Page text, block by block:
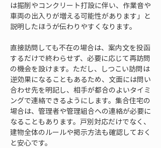
は掘削やコンクリート打設に伴い、作業音や
車両の出入りが増える可能性があります」と
説明したほうが伝わりやすくなります。
直接訪問しても不在の場合は、案内文を投函
するだけで終わらせず、必要に応じて再訪問
の機会を設けます。ただし、しつこい訪問は
逆効果になることもあるため、文面には問い
合わせ先を明記し、相手が都合のよいタイミ
ングで連絡できるようにします。集合住宅の
場合は、管理者や管理組合への連絡が必要に
なることもあります。戸別対応だけでなく、
建物全体のルールや掲示方法も確認しておく
と安心です。